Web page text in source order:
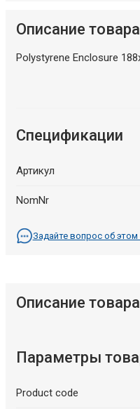
Описание товара
Polystyrene Enclosure
Спецификации
Артикул
NomNr
Задайте вопрос об
Описание
Параметры
Product code